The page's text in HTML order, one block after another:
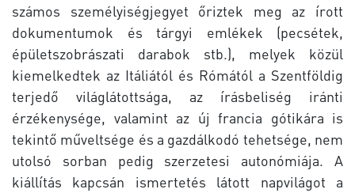
számos személyiségjegyet őriztek meg az írott
dokumentumok és tárgyi emlékek (pecsétek,
épületszobrászati darabok stb.), melyek közül
kiemelkedtek az Itáliától és Rómától a Szentföldig
terjedő világlátottsága, az írásbeliség iránti
érzékenysége, valamint az új francia gótikára is
tekintő műveltsége és a gazdálkodó tehetsége, nem
utolsó sorban pedig szerzetesi autonómiája. A
kiállítás kapcsán ismertetés látott napvilágot a